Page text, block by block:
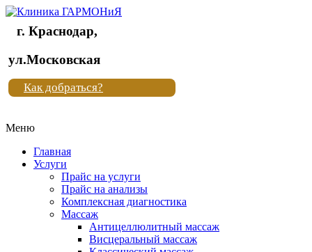
Клиника
"Новая
жизнь"
Клиника
жизнь"
г. Краснодар,
ул.Московская
Как добраться?
Меню
Главная
Услуги
Прайс на услуги
Прайс на анализы
Комплексная диагностика
Массаж
Антицеллюлитный массаж
Висцеральный массаж